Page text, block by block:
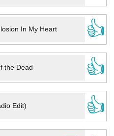
In My Heart
👍
the Dead
👍
Edit)
👍